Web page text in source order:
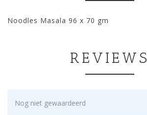
Noodles Masala 96 x 70 gm
REVIEWS
Nog niet gewaardeerd